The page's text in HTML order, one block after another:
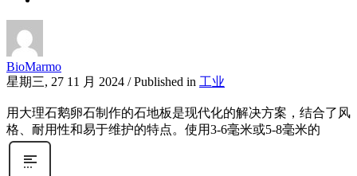
BioMarmo
星期三, 27 11 月 2024 / Published in 工业
用大理石鹅卵石制作的石地板是现代化的解决方案，结合了风
格、耐用性和易于维护的特点。使用3-6毫米或5-8毫米的